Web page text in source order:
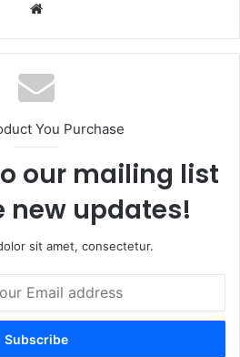
You Purchase
our mailing list
new updates!
sit amet, consectetur.